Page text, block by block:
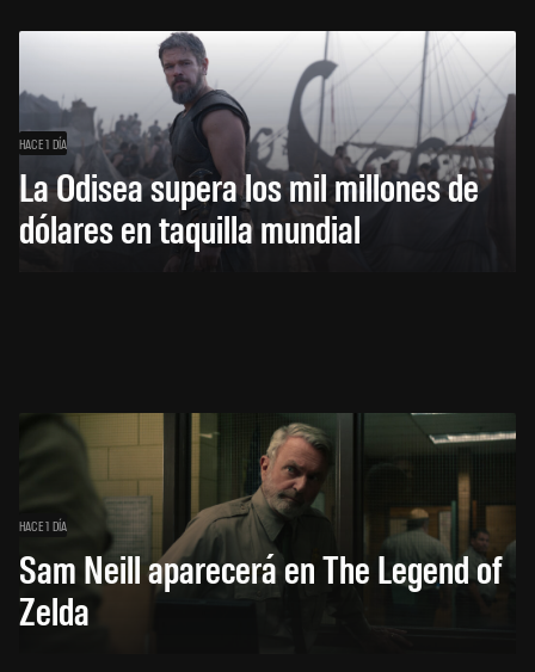
HACE 1 DÍA
La Odisea supera los mil millones de
dólares en taquilla mundial
HACE 1 DÍA
Sam Neill aparecerá en The Legend of
Zelda